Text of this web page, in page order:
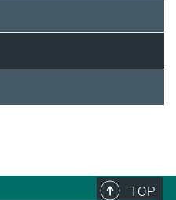
TOP